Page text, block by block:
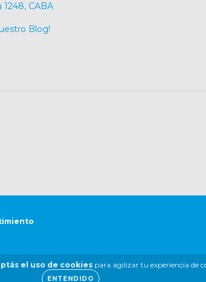
el uso de cookies para agilizar tu experiencia de
ENTENDIDO
1248, CABA
Blog!